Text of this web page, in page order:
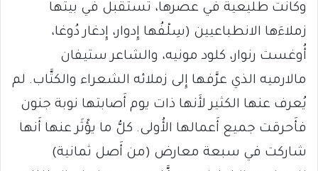
وكانت طليعية في عصرها، تستقبل في بيتها
زملاءَها الانطباعيين (سِلْفُها إِدوار، إِدغار دُوغا،
أُوغست رنوار، كلود مونيه، والشاعر ستيفان
مالارميه الذي عرَّفها إِلى زملائه الشعراء والكتَّاب. لم
يُعرف عنها الكثير لأَنها ذات يوم أَصابتها نوبة جنون
فأَحرقت جميع أَعمالها الأُولى. كلُّ ما يؤْثَر عنها أَنها
شاركت في سبعة معارض (من أَصل ثمانية)